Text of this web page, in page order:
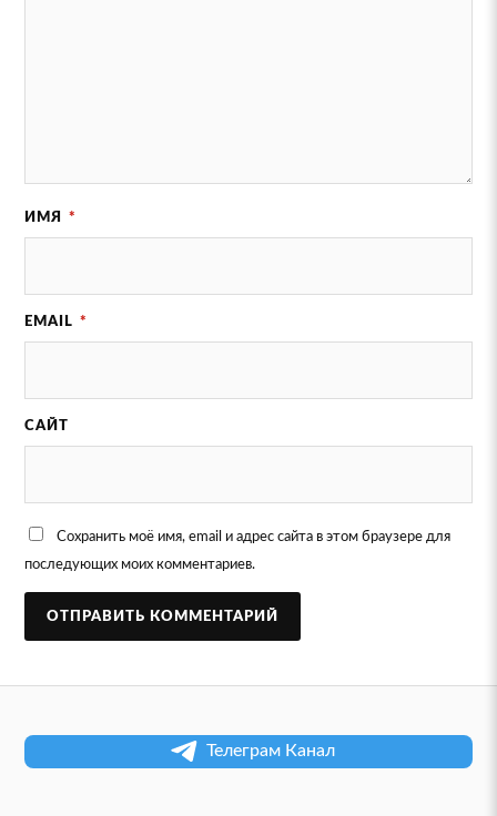
ИМЯ *
EMAIL *
САЙТ
Сохранить моё имя, email и адрес сайта в этом браузере для
последующих моих комментариев.
Телеграм Канал